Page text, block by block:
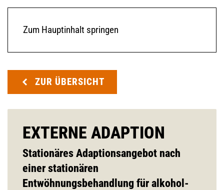
Zum Hauptinhalt springen
ZUR ÜBERSICHT
EXTERNE ADAPTION
Stationäres Adaptionsangebot nach
einer stationären
Entwöhnungsbehandlung für alkohol-